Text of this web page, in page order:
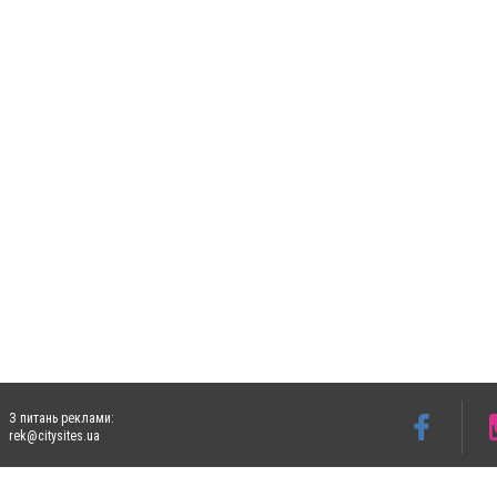
З питань реклами:
rek@citysites.ua